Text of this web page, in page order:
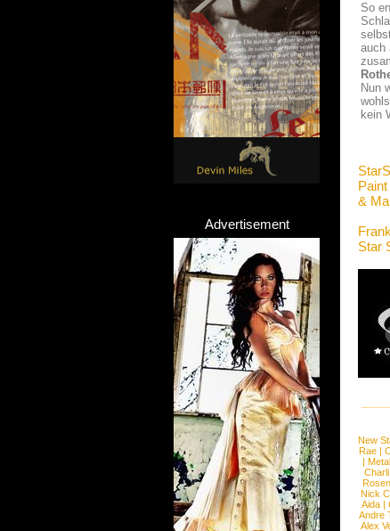
Advertisement
So
auch
Nun
kein
&
Star
New
Rae|
|
Nick
Aida|
Andre
Alex